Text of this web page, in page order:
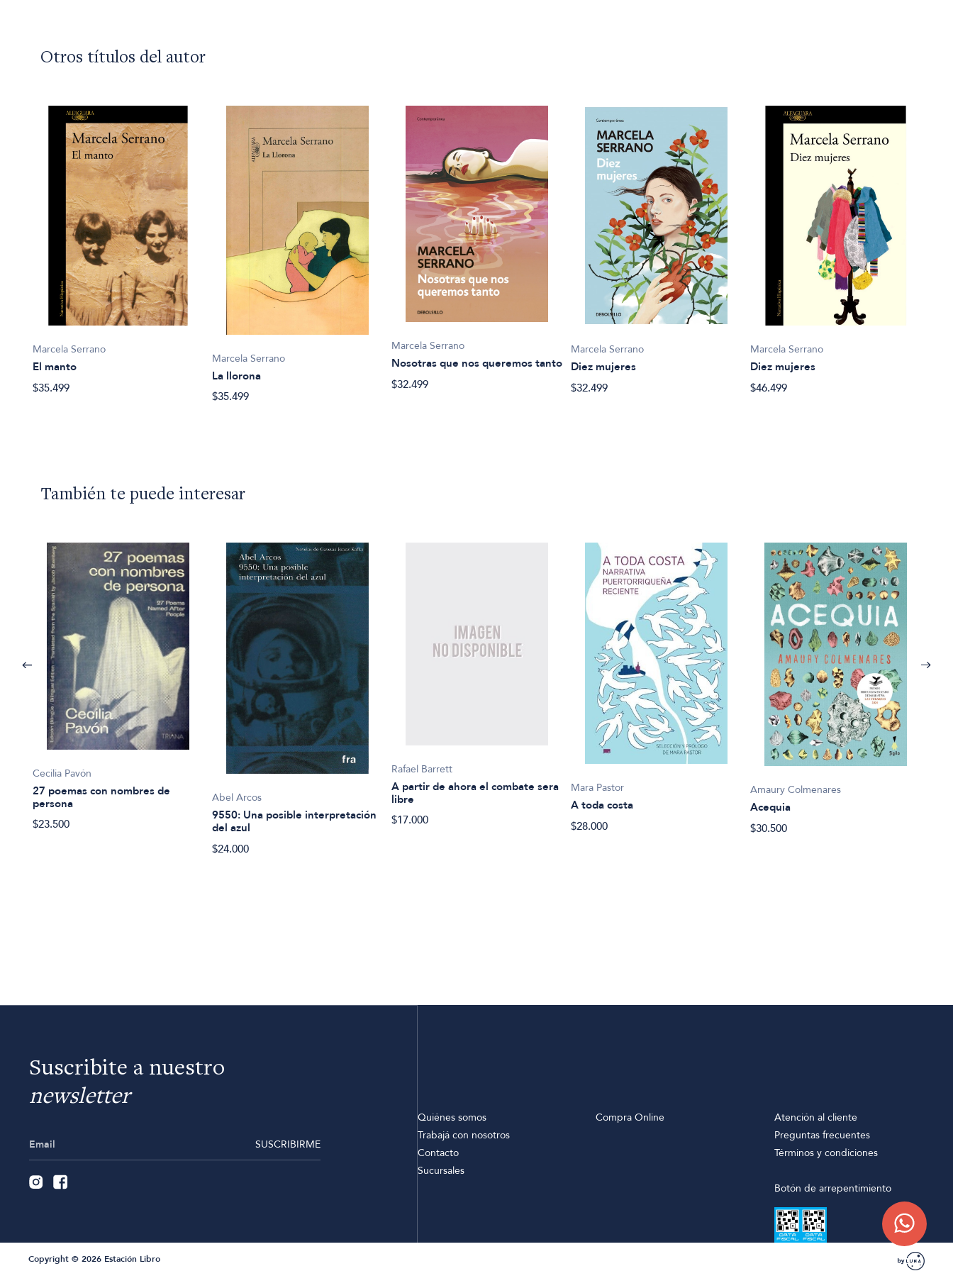
Otros títulos del autor
Marcela Serrano
El manto
$35.499
Marcela Serrano
La llorona
$35.499
Marcela Serrano
Nosotras que nos queremos tanto
$32.499
Marcela Serrano
Diez mujeres
$32.499
Marcela Serrano
Diez mujeres
$46.499
También te puede interesar
Cecilia Pavón
27 poemas con nombres de
persona
$23.500
Abel Arcos
9550: Una posible interpretación
del azul
$24.000
Rafael Barrett
A partir de ahora el combate sera
libre
$17.000
Mara Pastor
A toda costa
$28.000
Amaury Colmenares
Acequia
$30.500
Suscribite a nuestro
newsletter
SUSCRIBIRME
Quiénes somos
Trabajá con nosotros
Contacto
Sucursales
Compra Online
Atención al cliente
Preguntas frecuentes
Términos y condiciones
Botón de arrepentimiento
Copyright © 2026 Estación Libro